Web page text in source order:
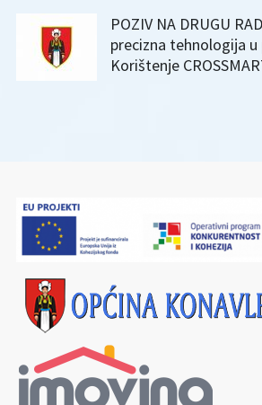
POZIV NA DRUGU
precizna tehnologija
Korištenje